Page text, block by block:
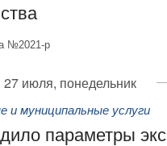
№2021-р
27 июля, понедельник
и муниципальные услуги
параметры